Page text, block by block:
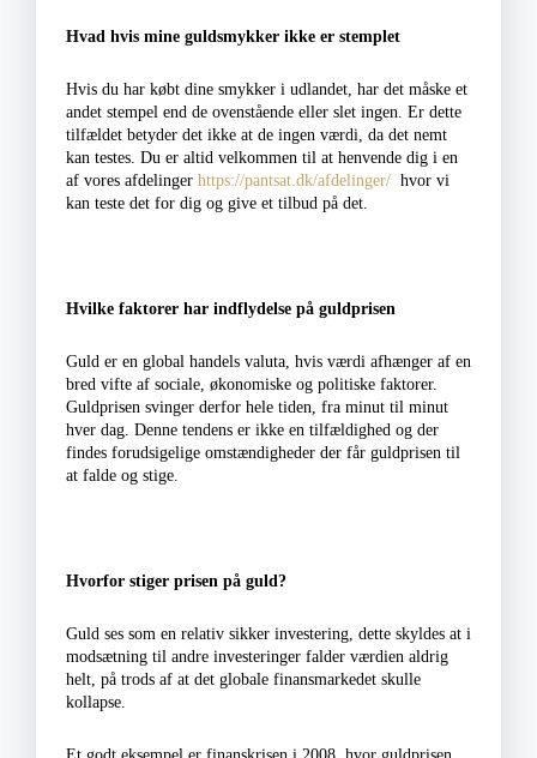
Hvad hvis mine guldsmykker ikke er stemplet
Hvis du har købt dine smykker i udlandet, har det måske et
andet stempel end de ovenstående eller slet ingen. Er dette
tilfældet betyder det ikke at de ingen værdi, da det nemt
kan testes. Du er altid velkommen til at henvende dig i en
af vores afdelinger https://pantsat.dk/afdelinger/ hvor vi
kan teste det for dig og give et tilbud på det.
Hvilke faktorer har indflydelse på guldprisen
Guld er en global handels valuta, hvis værdi afhænger af en
bred vifte af sociale, økonomiske og politiske faktorer.
Guldprisen svinger derfor hele tiden, fra minut til minut
hver dag. Denne tendens er ikke en tilfældighed og der
findes forudsigelige omstændigheder der får guldprisen til
at falde og stige.
Hvorfor stiger prisen på guld?
Guld ses som en relativ sikker investering, dette skyldes at i
modsætning til andre investeringer falder værdien aldrig
helt, på trods af at det globale finansmarkedet skulle
kollapse.